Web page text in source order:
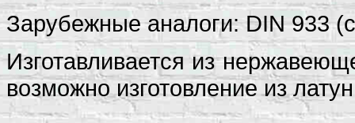
Зарубежные аналоги: DIN 933
Изготавливается из
возможно изготовление из